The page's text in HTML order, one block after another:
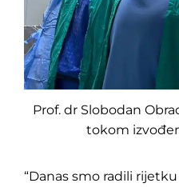
Prof. dr Slobodan
tokom
“Danas smo radili